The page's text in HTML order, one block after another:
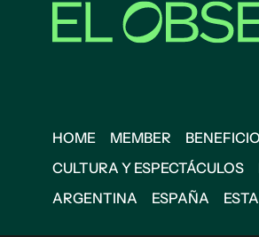
HOME MEMBER
CULTURA Y ESPECTÁCULOS
ARGENTINA
ESPAÑA